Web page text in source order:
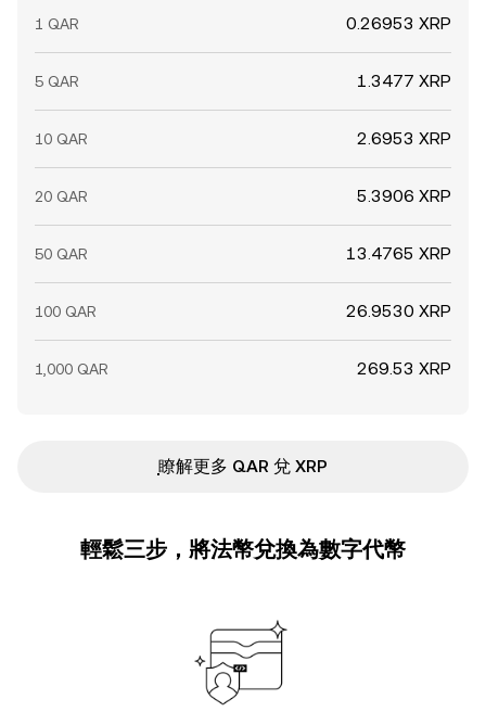
1 QAR 0.26953 XRP
5 QAR 1.3477 XRP
10 QAR 2.6953 XRP
20 QAR 5.3906 XRP
50 QAR 13.4765 XRP
100 QAR 26.9530 XRP
1,000 QAR 269.53 XRP
ִִִִִִִִִִִִִִִִִִִִִִִִִִִִִִִִִִִִִִִִִִִִִִִ瞭解更多 QAR 兌 XRP
輕鬆三步，將法幣兌換為數字代幣